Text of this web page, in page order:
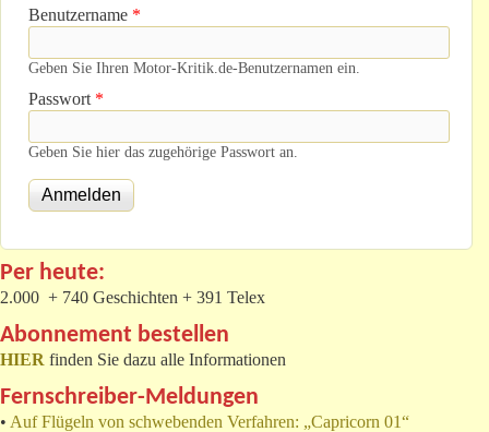
Benutzername *
Geben Sie Ihren Motor-Kritik.de-Benutzernamen ein.
Passwort *
Geben Sie hier das zugehörige Passwort an.
Per heute:
2.000 + 740 Geschichten + 391 Telex
Abonnement bestellen
HIER finden Sie dazu alle Informationen
Fernschreiber-Meldungen
• Auf Flügeln von schwebenden Verfahren: „Capricorn 01“